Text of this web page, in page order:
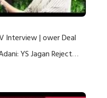
Interview | ower Deal
YS Jagan Rejects